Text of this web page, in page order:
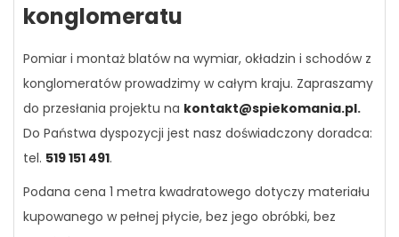
konglomeratu
Pomiar i montaż blatów na wymiar, okładzin i schodów z
konglomeratów prowadzimy w całym kraju. Zapraszamy
do przesłania projektu na kontakt@spiekomania.pl.
Do Państwa dyspozycji jest nasz doświadczony doradca:
tel. 519 151 491.
Podana cena 1 metra kwadratowego dotyczy materiału
kupowanego w pełnej płycie, bez jego obróbki, bez